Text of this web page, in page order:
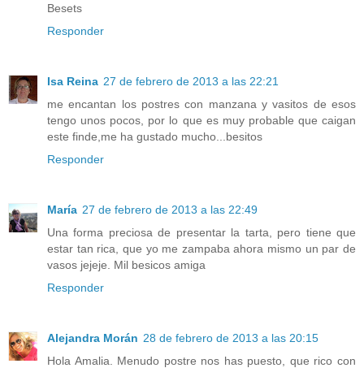
Besets
Responder
Isa Reina 27 de febrero de 2013 a las 22:21
me encantan los postres con manzana y vasitos de esos
tengo unos pocos, por lo que es muy probable que caigan
este finde,me ha gustado mucho...besitos
Responder
María 27 de febrero de 2013 a las 22:49
Una forma preciosa de presentar la tarta, pero tiene que
estar tan rica, que yo me zampaba ahora mismo un par de
vasos jejeje. Mil besicos amiga
Responder
Alejandra Morán 28 de febrero de 2013 a las 20:15
Hola Amalia. Menudo postre nos has puesto, que rico con